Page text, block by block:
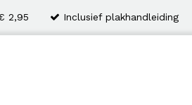
2,95 Inclusief plakhandleiding